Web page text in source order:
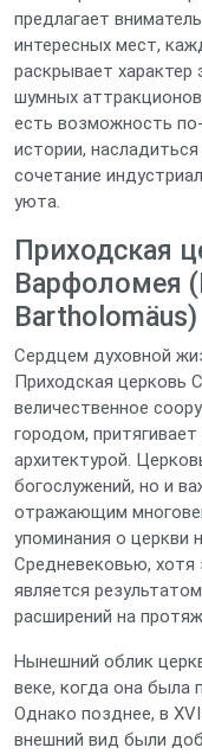
предлагает
интересных мест,
раскрывает характер
шумных
есть возможность
истории,
сочетание
уюта.
Приходская
Варфоломея
Bartholomäus)
Сердцем духовной
Приходская церковь
величественное
городом,
архитектурой.
богослужений, но и
отражающим
упоминания о церкви
Средневековью, хотя
является
расширений на
Нынешний облик
веке, когда она была
Однако позднее, в
внешний вид были